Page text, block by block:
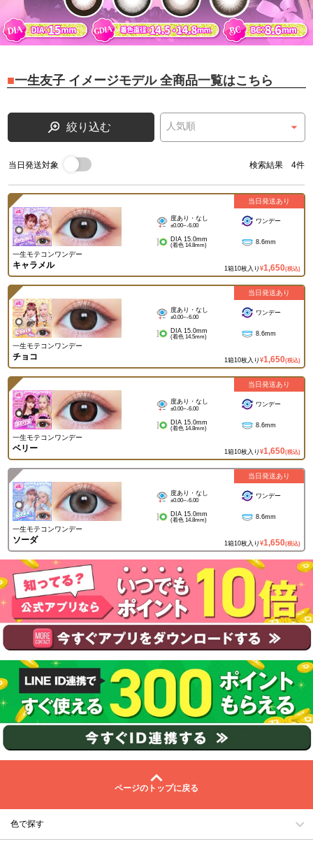
一生友子 イメージモデル 全商品一覧はこちら
絞り込む
当日発送対象 検索結果 4件
一生モテコンワンデー
キャラメル
度あり・なし
±0.00~-6.00
ワンデー
DIA 15.0mm
(着色 14.8mm) 8.6mm
1箱10枚入り ¥1,650(税込)
当日発送あり
一生モテコンワンデー
チョコ
度あり・なし
±0.00~-6.00
ワンデー
DIA 15.0mm
(着色 14.5mm) 8.6mm
1箱10枚入り ¥1,650(税込)
当日発送あり
一生モテコンワンデー
ベリー
度あり・なし
±0.00~-6.00
ワンデー
DIA 15.0mm
(着色 14.8mm) 8.6mm
1箱10枚入り ¥1,650(税込)
当日発送あり
一生モテコンワンデー
ソーダ
度あり・なし
±0.00~-6.00
ワンデー
DIA 15.0mm
(着色 14.8mm) 8.6mm
1箱10枚入り ¥1,650(税込)
当日発送あり
ページのトップに戻る
色で探す